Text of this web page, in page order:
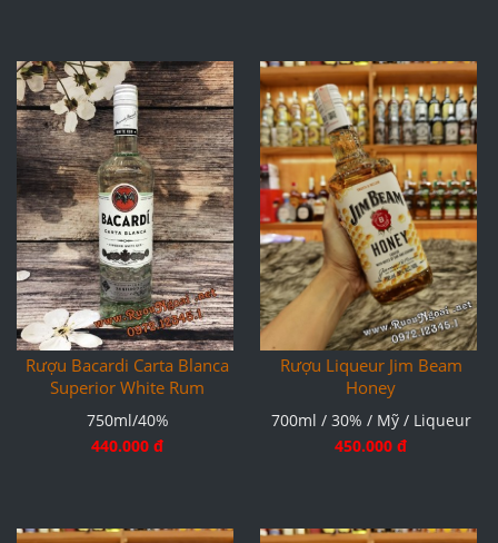
Rượu Bacardi Carta Blanca
Superior White Rum
750ml/40%
440.000 đ
Rượu Liqueur Jim Beam
Honey
700ml / 30% / Mỹ / Liqueur
450.000 đ